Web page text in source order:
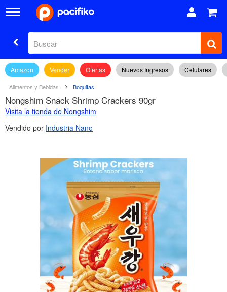
Amazon Vender Ofertas Nuevos Ingresos Celulares
Alimentos y Bebidas Boquitas
Nongshim Snack Shrimp Crackers 90gr
Visita la tienda de Nongshim
Vendido por Industria Nano